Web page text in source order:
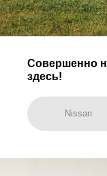
Совершенно
здесь!
Nissan